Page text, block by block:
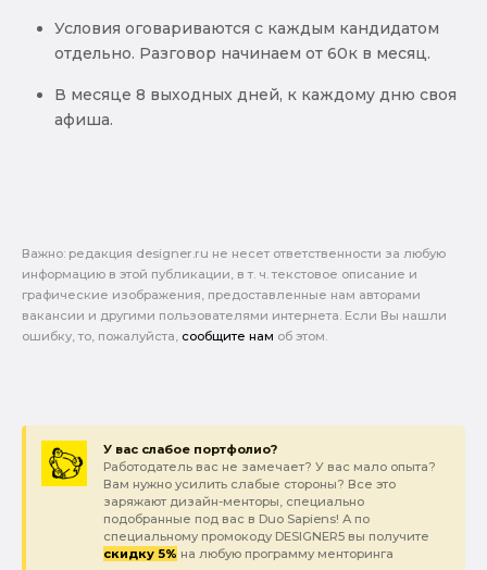
Условия оговариваются с каждым кандидатом
отдельно. Разговор начинаем от 60к в месяц.
В месяце 8 выходных дней, к каждому дню своя
афиша.
Важно: pедакция designer.ru не несет ответственности за любую
информацию в этой публикации, в т. ч. текстовое описание и
графические изображения, предоставленные нам авторами
вакансии и другими пользователями интернета. Если Вы нашли
ошибку, то, пожалуйста, сообщите нам об этом.
У вас слабое портфолио?
Работодатель вас не замечает? У вас мало опыта?
Вам нужно усилить слабые стороны? Все это
заряжают дизайн-менторы, специально
подобранные под вас в Duo Sapiens! А по
специальному промокоду DESIGNER5 вы получите
скидку 5% на любую программу менторинга